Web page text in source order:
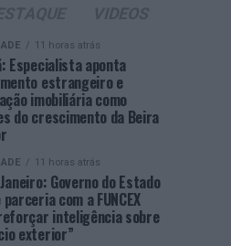
11 horas atrás
Especialista aponta
estrangeiro e
imobiliária como
do crescimento da Beira
11 horas atrás
Governo do Estado
com a FUNCEX
inteligência sobre
exterior”